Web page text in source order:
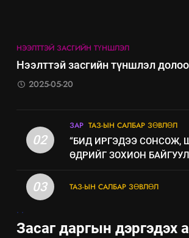
НЭЭЛТТЭЙ ЗАСГИЙН ТҮНШЛЭЛ
Нээлттэй засгийн түншлэл
2025-05-20
02
ЗАР ТАЗ-ЫН САЛБАР ЗӨВЛӨЛ
“БИД ИРГЭДЭЭ СОНСОЖ,
ӨДРИЙГ ЗОХИОН
03 ТАЗ-ЫН САЛБАР ЗӨВЛӨЛ
. .
Засаг даргын дэргэдэх
“Шинэтгэлээр
салбар зөвлөл”
6
аудитын